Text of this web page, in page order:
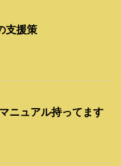
支援策
ニュアル持ってます